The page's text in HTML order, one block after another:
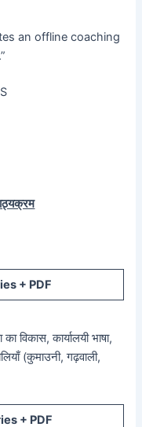
an offline coaching
+ PDF
का विकास, कार्यालयी भाषा,
(कुमाउनी, गढ़वाली,
+ PDF